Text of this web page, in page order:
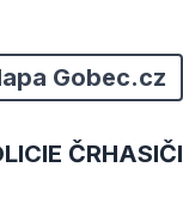
Gobec.cz
ČRHASIČI